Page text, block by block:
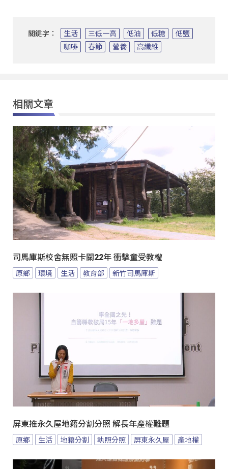
關鍵字： 生活 三低一高 低油 低糖
低鹽
咖啡
春節 營養 高纖維
相關文章
司馬庫斯校舍無照卡關22年 衝擊童受教權
原鄉 環境 生活 教育部 新竹司馬庫斯
屏東推永久屋地籍分割分照 解長年產權難題
原鄉 生活 地籍分割 執照分照 屏東永久屋 產地權